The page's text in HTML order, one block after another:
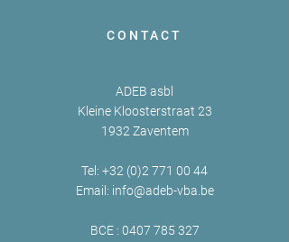
CONTACT
ADEB asbl
Kleine Kloosterstraat 23
1932 Zaventem
Tel: +32 (0)2 771 00 44
Email: info@adeb-vba.be
BCE : 0407 785 327